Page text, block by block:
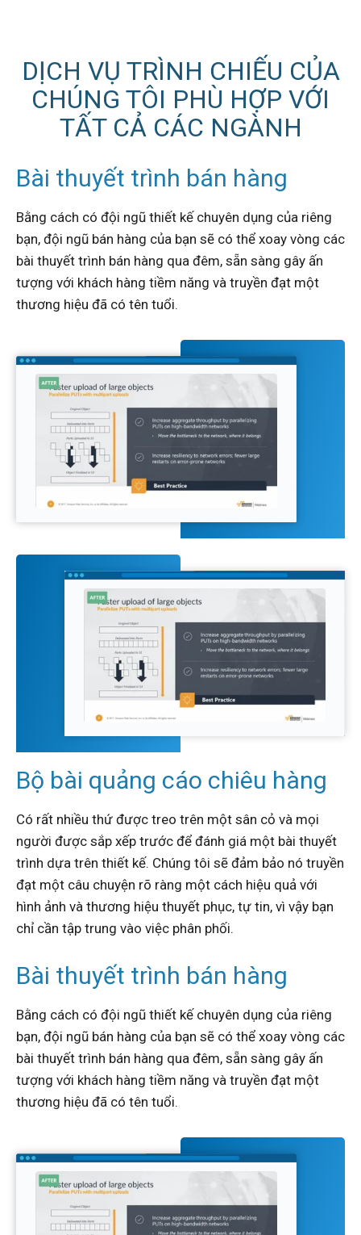
DỊCH VỤ TRÌNH CHIẾU CỦA
CHÚNG TÔI PHÙ HỢP VỚI
TẤT CẢ CÁC NGÀNH
Bài thuyết trình bán hàng
Bằng cách có đội ngũ thiết kế chuyên dụng của riêng
bạn, đội ngũ bán hàng của bạn sẽ có thể xoay vòng các
bài thuyết trình bán hàng qua đêm, sẵn sàng gây ấn
tượng với khách hàng tiềm năng và truyền đạt một
thương hiệu đã có tên tuổi.
Bộ bài quảng cáo chiêu hàng
Có rất nhiều thứ được treo trên một sân cỏ và mọi
người được sắp xếp trước để đánh giá một bài thuyết
trình dựa trên thiết kế. Chúng tôi sẽ đảm bảo nó truyền
đạt một câu chuyện rõ ràng một cách hiệu quả với
hình ảnh và thương hiệu thuyết phục, tự tin, vì vậy bạn
chỉ cần tập trung vào việc phân phối.
Bài thuyết trình bán hàng
Bằng cách có đội ngũ thiết kế chuyên dụng của riêng
bạn, đội ngũ bán hàng của bạn sẽ có thể xoay vòng các
bài thuyết trình bán hàng qua đêm, sẵn sàng gây ấn
tượng với khách hàng tiềm năng và truyền đạt một
thương hiệu đã có tên tuổi.